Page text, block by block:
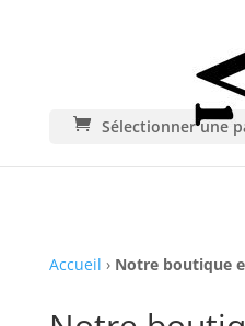
Sélectionner une
Accueil › Notre boutique